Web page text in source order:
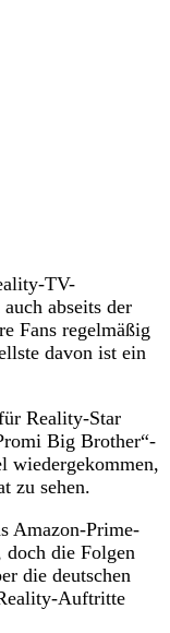
TV-
abseits der
Fans regelmäßig
davon ist ein
Reality-Star
Big Brother“-
wiedergekommen,
zu sehen.
Amazon-Prime-
doch die Folgen
die deutschen
Auftritte